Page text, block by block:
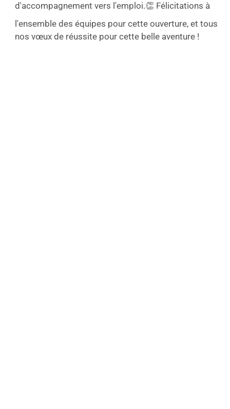
d'accompagnement vers l'emploi.👏 Félicitations à
l'ensemble des équipes pour cette ouverture, et tous
nos vœux de réussite pour cette belle aventure !